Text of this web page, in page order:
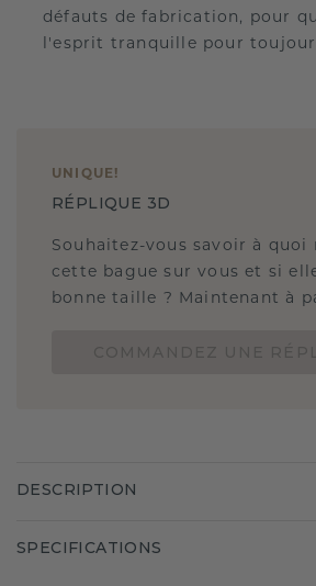
défauts de fabrication, pour
l'esprit tranquille pour
UNIQUE !
RÉPLIQUE 3D
Souhaitez-vous savoir à quoi
cette bague sur vous et si
bonne taille ? Maintenant à
DESCRIPTION
SPECIFICATIONS